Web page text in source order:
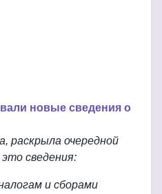
новые сведения о
раскрыла очередной
сведения:
и сборами